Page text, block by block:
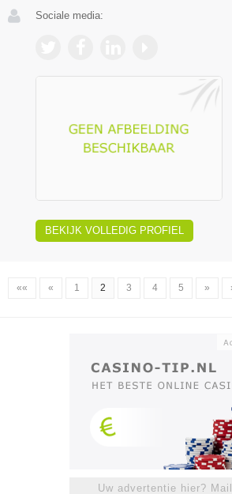
Sociale media:
BEKIJK VOLLEDIG PROFIEL
«« « 1 2 3 4 5 »
Uw advertentie hier?